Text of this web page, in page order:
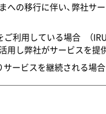
への移行に伴い、弊社サ
利用している場合 （
用し弊社がサービスを提
サービスを継続される場合